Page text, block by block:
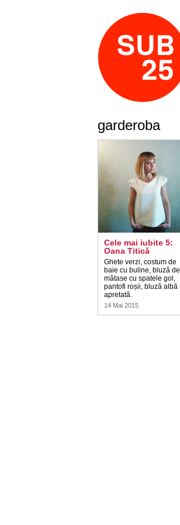
garderoba
Cele mai iubite 5:
Oana Titică
Ghete verzi, costum de
baie cu buline, bluză de
mătase cu spatele gol,
pantofi roșii, bluză albă
apretată.
14 Mai 2015